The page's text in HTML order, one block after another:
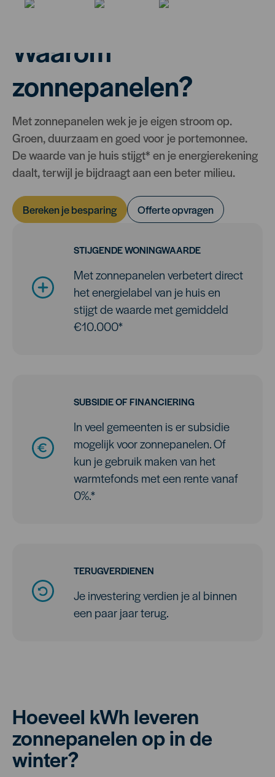
Waarom
zonnepanelen?
Met zonnepanelen wek je je eigen stroom op.
Groen, duurzaam en goed voor je portemonnee.
De waarde van je huis stijgt* en je energierekening
daalt, terwijl je bijdraagt aan een beter milieu.
Bereken je besparing Offerte opvragen
STIJGENDE WONINGWAARDE
Met zonnepanelen verbetert direct
het energielabel van je huis en
stijgt de waarde met gemiddeld
€10.000*
SUBSIDIE OF FINANCIERING
In veel gemeenten is er subsidie
mogelijk voor zonnepanelen. Of
kun je gebruik maken van het
warmtefonds met een rente vanaf
0%.*
TERUGVERDIENEN
Je investering verdien je al binnen
een paar jaar terug.
Hoeveel kWh leveren
zonnepanelen op in de
winter?